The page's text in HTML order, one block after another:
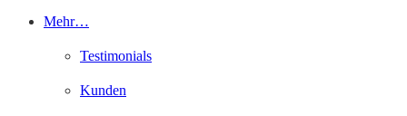
Mehr…
Testimonials
Kunden